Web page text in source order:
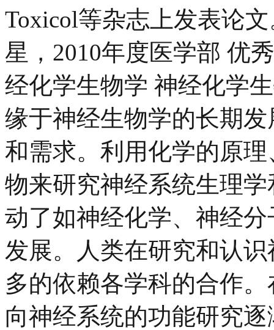
Toxicol等杂志上发表论
星，2010年度医学部 优
经化学生物学 神经化学
缘于神经生物学的长期
和需求。利用化学的原
物来研究神经系统生理
动了如神经化学、神经
发展。人类在研究和认
多的依赖各学科的合作
向神经系统的功能研究